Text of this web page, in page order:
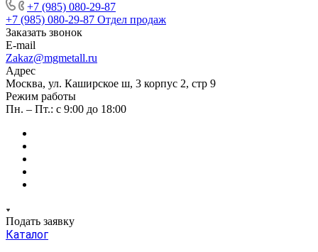
+7 (985) 080-29-87
+7 (985) 080-29-87 Отдел продаж
Заказать звонок
E-mail
Zakaz@mgmetall.ru
Адрес
Москва, ул. Каширское ш, 3 корпус 2, стр 9
Режим работы
Пн. – Пт.: с 9:00 до 18:00
Подать заявку
Каталог